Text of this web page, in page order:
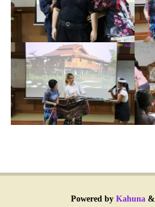
Powered byKahuna&